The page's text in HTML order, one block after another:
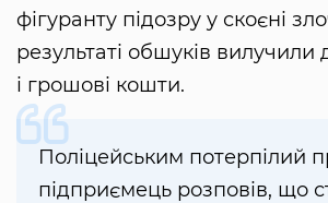
фігуранту підозру у скоєні
результаті обшуків вилучили
і грошові кошти.
Поліцейським потерпілий
підприємець розповів, що